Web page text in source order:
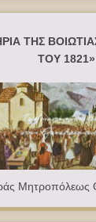
ΤΗΣ
ΤΟΥ 1821»
Μητροπόλεως